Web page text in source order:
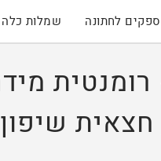
ספקים לחתונה שמלות כלה
שיפון